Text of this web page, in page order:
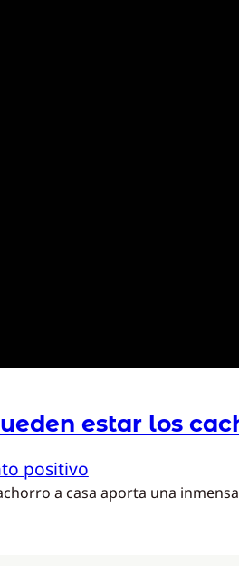
estar los
positivo
a casa aporta una